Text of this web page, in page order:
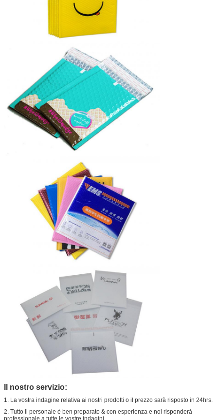
Il nostro servizio:
1. La vostra indagine relativa ai nostri prodotti o il prezzo sarà risposto in 24hrs.
2. Tutto il personale è ben preparato & con esperienza e noi risponderà
professionale a tutte le vostre indagini.